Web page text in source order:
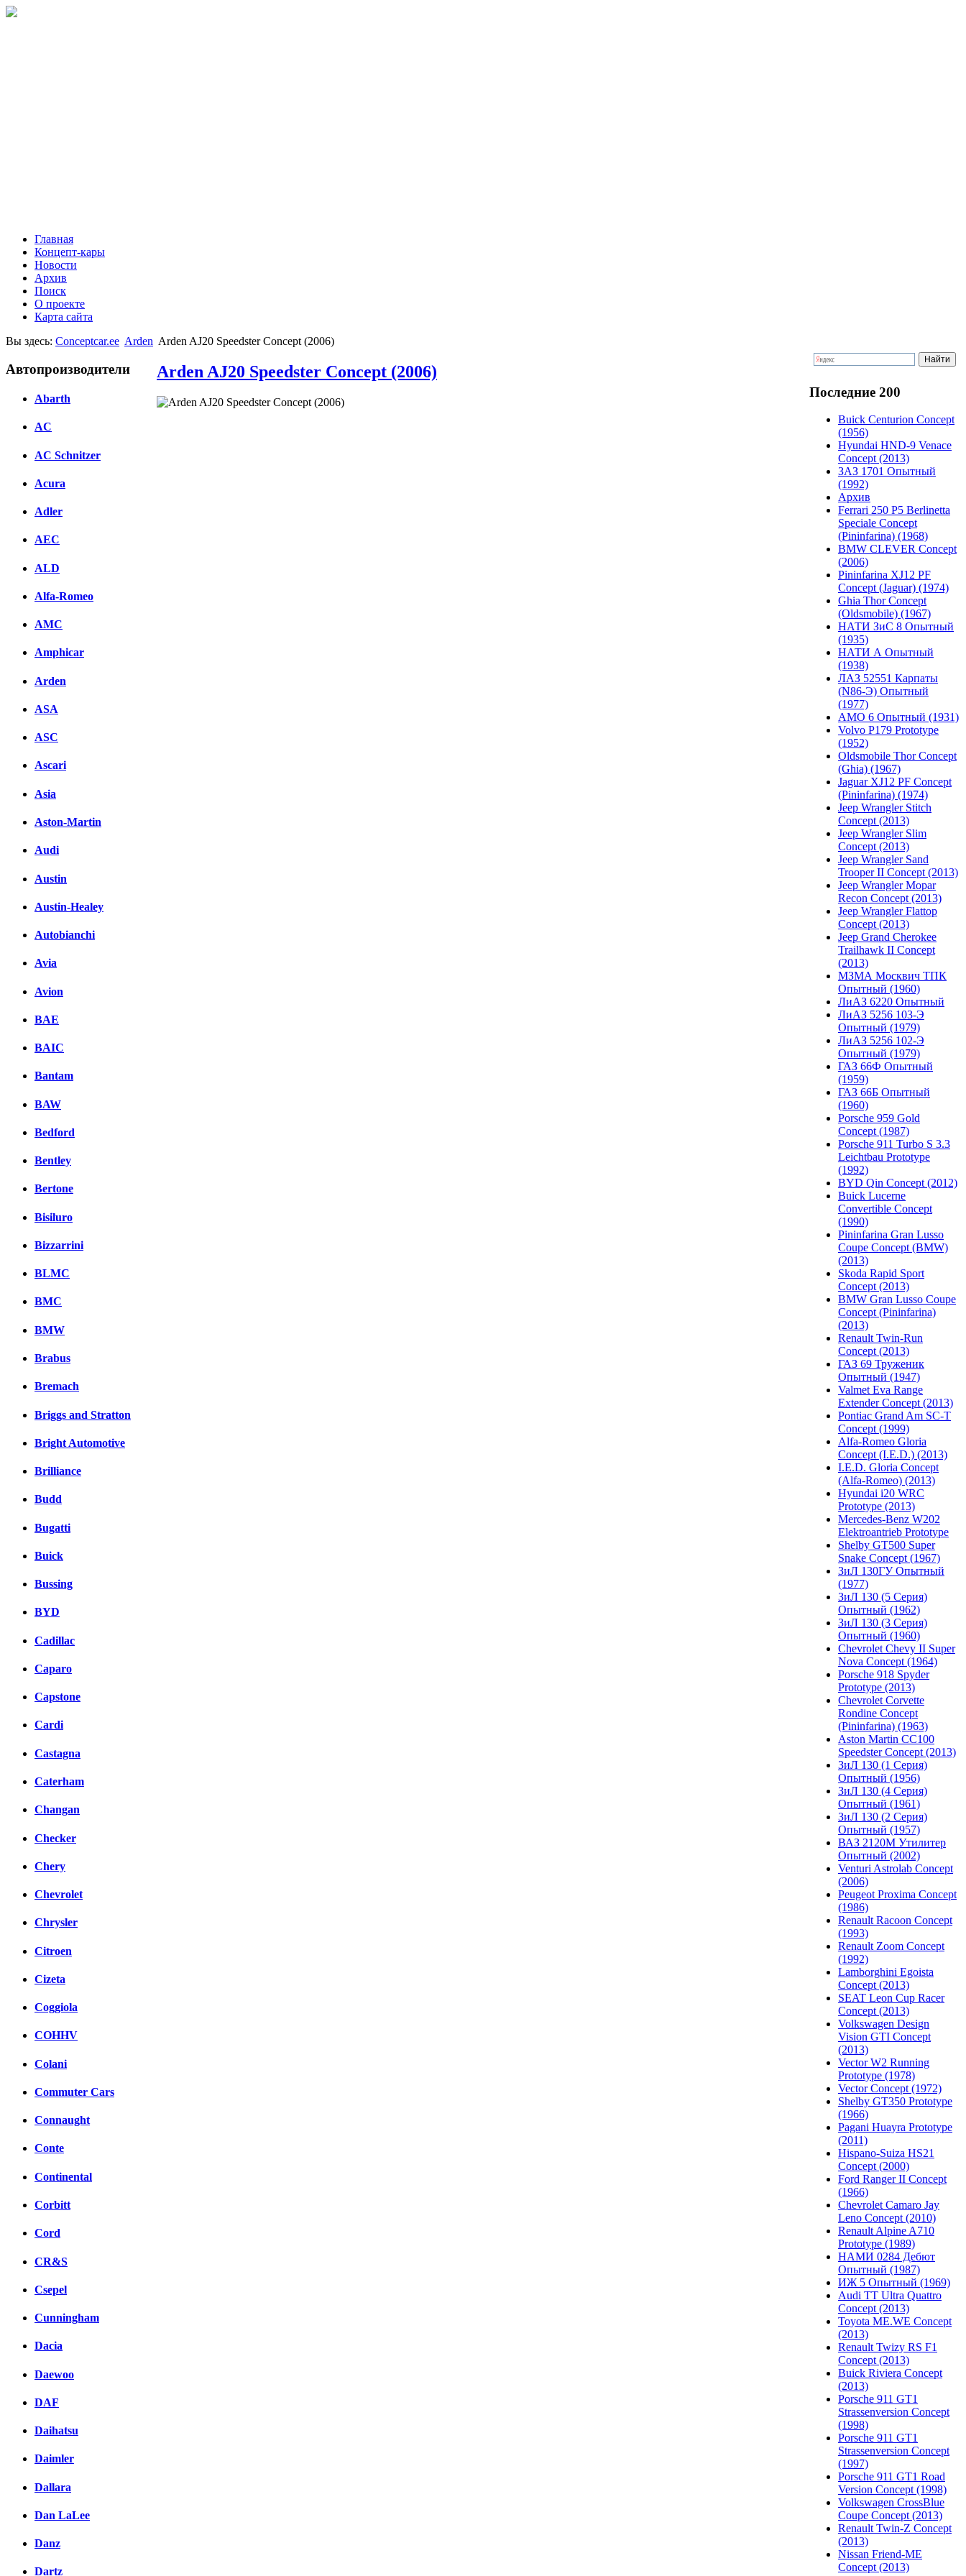
Главная
Концепт-кары
Новости
Архив
Поиск
О проекте
Карта сайта
Вы здесь: Conceptcar.ee Arden Arden AJ20 Speedster Concept (2006)
Автопроизводители
Abarth
AC
AC Schnitzer
Acura
Adler
AEC
ALD
Alfa-Romeo
AMC
Amphicar
Arden
ASA
ASC
Ascari
Asia
Aston-Martin
Audi
Austin
Austin-Healey
Autobianchi
Avia
Avion
BAE
BAIC
Bantam
BAW
Bedford
Bentley
Bertone
Bisiluro
Bizzarrini
BLMC
BMC
BMW
Brabus
Bremach
Briggs and Stratton
Bright Automotive
Brilliance
Budd
Bugatti
Buick
Bussing
BYD
Cadillac
Caparo
Capstone
Cardi
Castagna
Caterham
Changan
Checker
Chery
Chevrolet
Chrysler
Citroen
Cizeta
Coggiola
COHHV
Colani
Commuter Cars
Connaught
Conte
Continental
Corbitt
Cord
CR&S
Csepel
Cunningham
Dacia
Daewoo
DAF
Daihatsu
Daimler
Dallara
Dan LaLee
Danz
Dartz
Arden AJ20 Speedster Concept (2006)
Последние 200
Buick Centurion Concept
(1956)
Hyundai HND-9 Venace
Concept (2013)
ЗАЗ 1701 Опытный
(1992)
Архив
Ferrari 250 P5 Berlinetta
Speciale Concept
(Pininfarina) (1968)
BMW CLEVER Concept
(2006)
Pininfarina XJ12 PF
Concept (Jaguar) (1974)
Ghia Thor Concept
(Oldsmobile) (1967)
НАТИ ЗиС 8 Опытный
(1935)
НАТИ А Опытный
(1938)
ЛАЗ 52551 Карпаты
(N86-Э) Опытный
(1977)
АМО 6 Опытный (1931)
Volvo P179 Prototype
(1952)
Oldsmobile Thor Concept
(Ghia) (1967)
Jaguar XJ12 PF Concept
(Pininfarina) (1974)
Jeep Wrangler Stitch
Concept (2013)
Jeep Wrangler Slim
Concept (2013)
Jeep Wrangler Sand
Trooper II Concept (2013)
Jeep Wrangler Mopar
Recon Concept (2013)
Jeep Wrangler Flattop
Concept (2013)
Jeep Grand Cherokee
Trailhawk II Concept
(2013)
МЗМА Москвич ТПК
Опытный (1960)
ЛиАЗ 6220 Опытный
ЛиАЗ 5256 103-Э
Опытный (1979)
ЛиАЗ 5256 102-Э
Опытный (1979)
ГАЗ 66Ф Опытный
(1959)
ГАЗ 66Б Опытный
(1960)
Porsche 959 Gold
Concept (1987)
Porsche 911 Turbo S 3.3
Leichtbau Prototype
(1992)
BYD Qin Concept (2012)
Buick Lucerne
Convertible Concept
(1990)
Pininfarina Gran Lusso
Coupe Concept (BMW)
(2013)
Skoda Rapid Sport
Concept (2013)
BMW Gran Lusso Coupe
Concept (Pininfarina)
(2013)
Renault Twin-Run
Concept (2013)
ГАЗ 69 Труженик
Опытный (1947)
Valmet Eva Range
Extender Concept (2013)
Pontiac Grand Am SC-T
Concept (1999)
Alfa-Romeo Gloria
Concept (I.E.D.) (2013)
I.E.D. Gloria Concept
(Alfa-Romeo) (2013)
Hyundai i20 WRC
Prototype (2013)
Mercedes-Benz W202
Elektroantrieb Prototype
Shelby GT500 Super
Snake Concept (1967)
ЗиЛ 130ГУ Опытный
(1977)
ЗиЛ 130 (5 Серия)
Опытный (1962)
ЗиЛ 130 (3 Серия)
Опытный (1960)
Chevrolet Chevy II Super
Nova Concept (1964)
Porsche 918 Spyder
Prototype (2013)
Chevrolet Corvette
Rondine Concept
(Pininfarina) (1963)
Aston Martin CC100
Speedster Concept (2013)
ЗиЛ 130 (1 Серия)
Опытный (1956)
ЗиЛ 130 (4 Серия)
Опытный (1961)
ЗиЛ 130 (2 Серия)
Опытный (1957)
ВАЗ 2120М Утилитер
Опытный (2002)
Venturi Astrolab Concept
(2006)
Peugeot Proxima Concept
(1986)
Renault Racoon Concept
(1993)
Renault Zoom Concept
(1992)
Lamborghini Egoista
Concept (2013)
SEAT Leon Cup Racer
Concept (2013)
Volkswagen Design
Vision GTI Concept
(2013)
Vector W2 Running
Prototype (1978)
Vector Concept (1972)
Shelby GT350 Prototype
(1966)
Pagani Huayra Prototype
(2011)
Hispano-Suiza HS21
Concept (2000)
Ford Ranger II Concept
(1966)
Chevrolet Camaro Jay
Leno Concept (2010)
Renault Alpine A710
Prototype (1989)
НАМИ 0284 Дебют
Опытный (1987)
ИЖ 5 Опытный (1969)
Audi TT Ultra Quattro
Concept (2013)
Toyota ME.WE Concept
(2013)
Renault Twizy RS F1
Concept (2013)
Buick Riviera Concept
(2013)
Porsche 911 GT1
Strassenversion Concept
(1998)
Porsche 911 GT1
Strassenversion Concept
(1997)
Porsche 911 GT1 Road
Version Concept (1998)
Volkswagen CrossBlue
Coupe Concept (2013)
Renault Twin-Z Concept
(2013)
Nissan Friend-ME
Concept (2013)